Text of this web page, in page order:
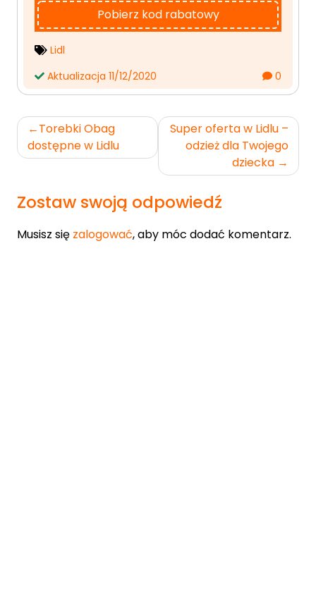
Pobierz kod rabatowy
Lidl
Aktualizacja 11/12/2020
0
Nawigacja
wpisu
Torebki Obag
dostępne w Lidlu
Super oferta w Lidlu –
odzież dla Twojego
dziecka
Zostaw swoją odpowiedź
Musisz się zalogować, aby móc dodać komentarz.